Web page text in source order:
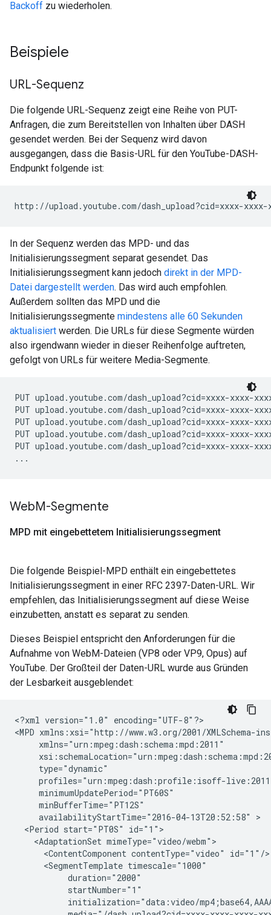
Backoff zu wiederholen.
Beispiele
URL-Sequenz
Die folgende URL-Sequenz zeigt eine Reihe von PUT-
Anfragen, die zum Bereitstellen von Inhalten über DASH
gesendet werden. Bei der Sequenz wird davon
ausgegangen, dass die Basis-URL für den YouTube-DASH-
Endpunkt folgende ist:
http://upload.youtube.com/dash_upload?cid=xxxx-xxxx-
In der Sequenz werden das MPD- und das
Initialisierungssegment separat gesendet. Das
Initialisierungssegment kann jedoch direkt in der MPD-
Datei dargestellt werden. Das wird auch empfohlen.
Außerdem sollten das MPD und die
Initialisierungssegmente mindestens alle 60 Sekunden
aktualisiert werden. Die URLs für diese Segmente würden
also irgendwann wieder in dieser Reihenfolge auftreten,
gefolgt von URLs für weitere Media-Segmente.
PUT upload.youtube.com/dash_upload?cid=xxxx-xxxx-
PUT upload.youtube.com/dash_upload?cid=xxxx-xxxx-
PUT upload.youtube.com/dash_upload?cid=xxxx-xxxx-
PUT upload.youtube.com/dash_upload?cid=xxxx-xxxx-
PUT upload.youtube.com/dash_upload?cid=xxxx-xxxx-
WebM-Segmente
MPD mit eingebettetem Initialisierungssegment
Die folgende Beispiel-MPD enthält ein eingebettetes
Initialisierungssegment in einer RFC 2397-Daten-URL. Wir
empfehlen, das Initialisierungssegment auf diese Weise
einzubetten, anstatt es separat zu senden.
Dieses Beispiel entspricht den Anforderungen für die
Aufnahme von WebM-Dateien (VP8 oder VP9, Opus) auf
YouTube. Der Großteil der Daten-URL wurde aus Gründen
der Lesbarkeit ausgeblendet:
<?xml version="1.0"
encoding="UTF-8"?>
<MPD
type="dynamic"
profiles="urn:mpeg:dash:profile:isoff-
availabilityStartTime="2016-04-13T20:52:58"
<Period start="PT0S"
<AdaptationSet
<ContentComponent contentType="video"
<SegmentTemplate